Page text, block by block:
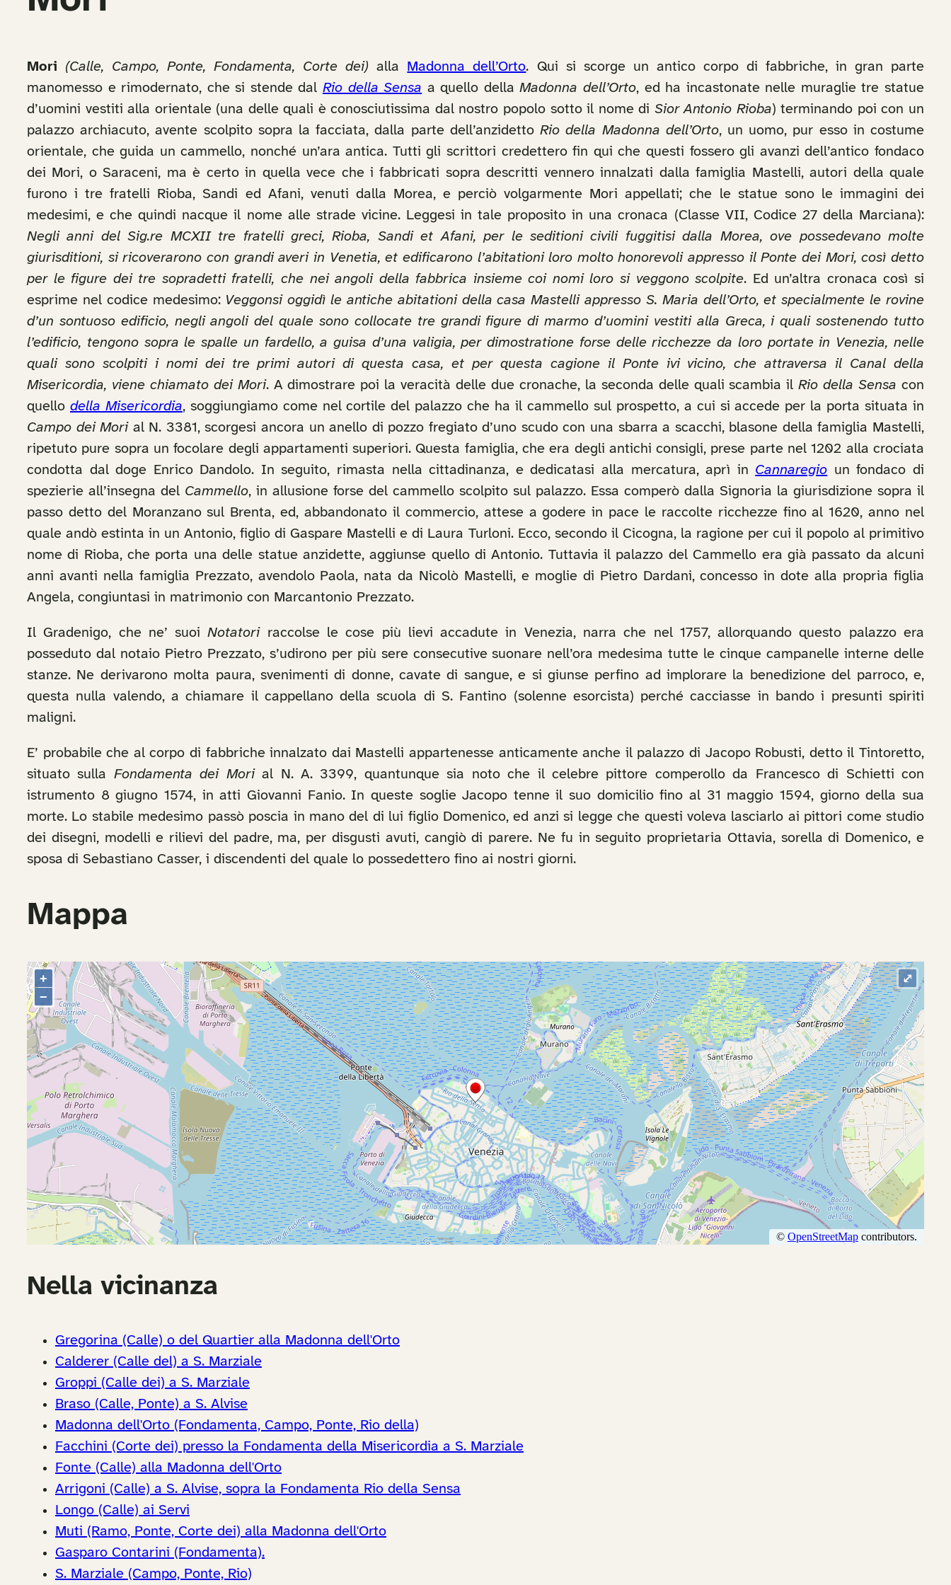
Mori (Calle, Campo, Ponte, Fondamenta, Corte dei) alla Madonna dell’Orto. Qui si scorge un antico corpo di fabbriche, in gran parte
manomesso e rimodernato, che si stende dal Rio della Sensa a quello dellaMadonna dell’Orto, ed ha incastonate nelle muraglie tre statue
d’uomini vestiti alla orientale (una delle quali è conosciutissima dal nostro popolo sotto il nome di Sior Antonio Rioba) terminando poi con un
palazzo archiacuto, avente scolpito sopra la facciata, dalla parte dell’anzidettoRio della Madonna dell’Orto, un uomo, pur esso in costume
orientale, che guida un cammello, nonché un’ara antica. Tutti gli scrittori credettero fin qui che questi fossero gli avanzi dell’antico fondaco
dei Mori, o Saraceni, ma è certo in quella vece che i fabbricati sopra descritti vennero innalzati dalla famiglia Mastelli, autori della quale
furono i tre fratelli Rioba, Sandi ed Afani, venuti dalla Morea, e perciò volgarmente Mori appellati; che le statue sono le immagini dei
medesimi, e che quindi nacque il nome alle strade vicine. Leggesi in tale proposito in una cronaca (Classe VII, Codice 27 della Marciana):
Negli anni del Sig.re MCXII tre fratelli greci, Rioba, Sandi et Afani, per le seditioni civili fuggitisi dalla Morea, ove possedevano molte
giurisditioni, si ricoverarono con grandi averi in Venetia, et edificarono l’abitationi loro molto honorevoli appresso il Ponte dei Mori, così detto
per le figure dei tre sopradetti fratelli, che nei angoli della fabbrica insieme coi nomi loro si veggono scolpite. Ed un’altra cronaca così si
esprime nel codice medesimo: Veggonsi oggidì le antiche abitationi della casa Mastelli appresso S. Maria dell’Orto, et specialmente le rovine
d’un sontuoso edificio, negli angoli del quale sono collocate tre grandi figure di marmo d’uomini vestiti alla Greca, i quali sostenendo tutto
l’edificio, tengono sopra le spalle un fardello, a guisa d’una valigia, per dimostratione forse delle ricchezze da loro portate in Venezia, nelle
quali sono scolpiti i nomi dei tre primi autori di questa casa, et per questa cagione il Ponte ivi vicino, che attraversa il Canal della
Misericordia, viene chiamato dei Mori. A dimostrare poi la veracità delle due cronache, la seconda delle quali scambia ilRio della Sensa con
quello della Misericordia, soggiungiamo come nel cortile del palazzo che ha il cammello sul prospetto, a cui si accede per la porta situata in
Campo dei Morial N. 3381, scorgesi ancora un anello di pozzo fregiato d’uno scudo con una sbarra a scacchi, blasone della famiglia Mastelli,
ripetuto pure sopra un focolare degli appartamenti superiori. Questa famiglia, che era degli antichi consigli, prese parte nel 1202 alla crociata
condotta dal doge Enrico Dandolo. In seguito, rimasta nella cittadinanza, e dedicatasi alla mercatura, aprì in Cannaregio un fondaco di
spezierie all’insegna del Cammello, in allusione forse del cammello scolpito sul palazzo. Essa comperò dalla Signoria la giurisdizione sopra il
passo detto del Moranzano sul Brenta, ed, abbandonato il commercio, attese a godere in pace le raccolte ricchezze fino al 1620, anno nel
quale andò estinta in un Antonio, figlio di Gaspare Mastelli e di Laura Turloni. Ecco, secondo il Cicogna, la ragione per cui il popolo al primitivo
nome di Rioba, che porta una delle statue anzidette, aggiunse quello di Antonio. Tuttavia il palazzo del Cammello era già passato da alcuni
anni avanti nella famiglia Prezzato, avendolo Paola, nata da Nicolò Mastelli, e moglie di Pietro Dardani, concesso in dote alla propria figlia
Angela, congiuntasi in matrimonio con Marcantonio Prezzato.
Il Gradenigo, che ne’ suoiNotatoriraccolse le cose più lievi accadute in Venezia, narra che nel 1757, allorquando questo palazzo era
posseduto dal notaio Pietro Prezzato, s’udirono per più sere consecutive suonare nell’ora medesima tutte le cinque campanelle interne delle
stanze. Ne derivarono molta paura, svenimenti di donne, cavate di sangue, e si giunse perfino ad implorare la benedizione del parroco, e,
questa nulla valendo, a chiamare il cappellano della scuola di S. Fantino (solenne esorcista) perché cacciasse in bando i presunti spiriti
maligni.
E’ probabile che al corpo di fabbriche innalzato dai Mastelli appartenesse anticamente anche il palazzo di Jacopo Robusti, detto il Tintoretto,
situato sulla Fondamenta dei Morial N. A. 3399, quantunque sia noto che il celebre pittore comperollo da Francesco di Schietti con
istrumento 8 giugno 1574, in atti Giovanni Fanio. In queste soglie Jacopo tenne il suo domicilio fino al 31 maggio 1594, giorno della sua
morte. Lo stabile medesimo passò poscia in mano del di lui figlio Domenico, ed anzi si legge che questi voleva lasciarlo ai pittori come studio
dei disegni, modelli e rilievi del padre, ma, per disgusti avuti, cangiò di parere. Ne fu in seguito proprietaria Ottavia, sorella di Domenico, e
sposa di Sebastiano Casser, i discendenti del quale lo possedettero fino ai nostri giorni.
Mappa
Nella vicinanza
Gregorina (Calle) o del Quartier alla Madonna dell'Orto
Calderer (Calle del) a S. Marziale
Groppi (Calle dei) a S. Marziale
Braso (Calle, Ponte) a S. Alvise
Madonna dell'Orto (Fondamenta, Campo, Ponte, Rio della)
Facchini (Corte dei) presso la Fondamenta della Misericordia a S. Marziale
Fonte (Calle) alla Madonna dell'Orto
Arrigoni (Calle) a S. Alvise, sopra la Fondamenta Rio della Sensa
Longo (Calle) ai Servi
Muti (Ramo, Ponte, Corte dei) alla Madonna dell'Orto
Gasparo Contarini (Fondamenta).
S. Marziale (Campo, Ponte, Rio)